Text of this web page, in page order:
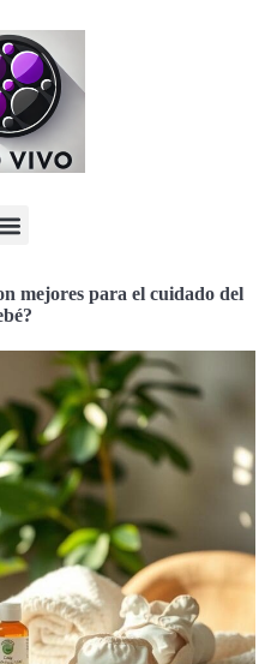
mejores para el cuidado del